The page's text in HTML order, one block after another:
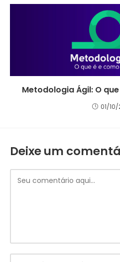
Metodologia Ágil: O
01/10/
Deixe um